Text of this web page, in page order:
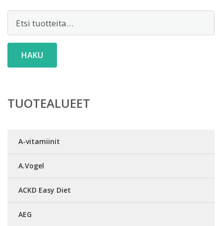
HAKU
TUOTEALUEET
A-vitamiinit
A.Vogel
ACKD Easy Diet
AEG